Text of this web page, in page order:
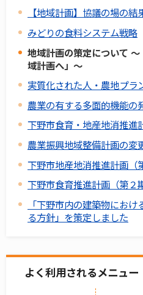
【地域計画】協議の場の
みどりの食料システム戦略
地域計画の策定について
域計画へ」～
実質化された人・農地プラ
農業の有する多面的機能の
下野市食育・地産地消推進
農業振興地域整備計画の変
下野市地産地消推進計画（
下野市食育推進計画（第２
「下野市内の建築物にお
る方針」を策定しました
よく利用されるメニュー